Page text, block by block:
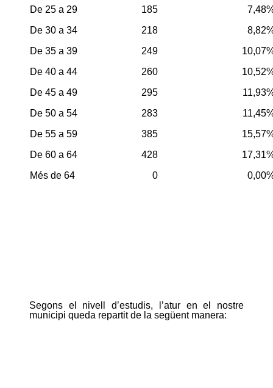
De 25 a 29
185
De 30 a 34
218
De 35 a 39
249
De 40 a 44
260
De 45 a 49
295
De 50 a 54
283
De 55 a 59
385
De 60 a 64
428
Més de 64
0
Segons el nivell d’estudis, l’atur en el nostre
municipi queda repartit de la següent manera: